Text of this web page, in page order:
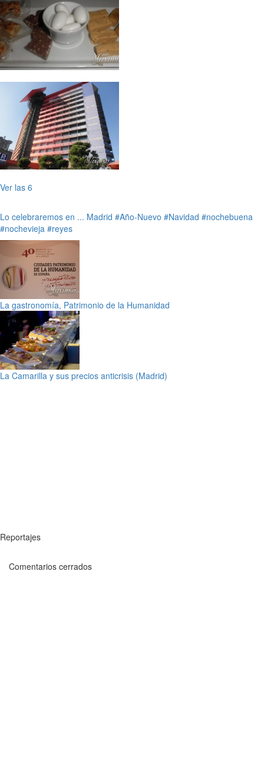
Ver las 6
Lo celebraremos en ... Madrid #Año-Nuevo #Navidad #nochebuena
#nochevieja #reyes
La gastronomía, Patrimonio de la Humanidad
La Camarilla y sus precios anticrisis (Madrid)
Reportajes
Comentarios cerrados